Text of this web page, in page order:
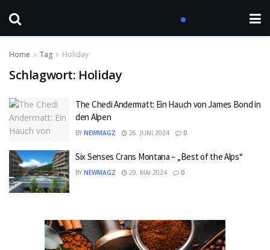
Home Tag Holiday
Schlagwort: Holiday
The Chedi Andermatt: Ein Hauch von James Bond in
den Alpen
BY NEWMAGZ 26. JUNI 2024 0
Six Senses Crans Montana – „Best of the Alps“
BY NEWMAGZ 29. MAI 2024 0